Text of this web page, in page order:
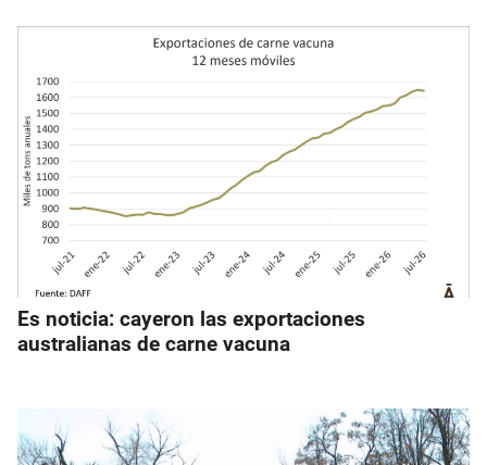
Es noticia: cayeron las exportaciones
australianas de carne vacuna